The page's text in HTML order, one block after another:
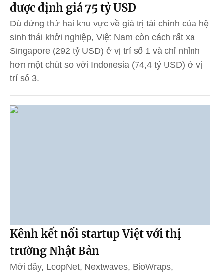
được định giá 75 tỷ USD
Dù đứng thứ hai khu vực về giá trị tài chính của hệ
sinh thái khởi nghiệp, Việt Nam còn cách rất xa
Singapore (292 tỷ USD) ở vị trí số 1 và chỉ nhỉnh
hơn một chút so với Indonesia (74,4 tỷ USD) ở vị
trí số 3.
Kênh kết nối startup Việt với thị
trường Nhật Bản
Mới đây, LoopNet, Nextwaves, BioWraps,